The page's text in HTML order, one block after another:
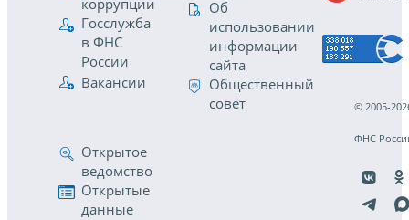
коррупции
Госслужба
в ФНС
России
Вакансии
Об
использовании
информации
сайта
Общественный
совет
Открытое
ведомство
Открытые
данные
© 2005-
ФНС